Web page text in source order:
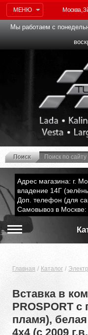
МЕНЮ Москва,
Мы работаем с
Адрес магазина: г.
владение 14Г
Доп. телефон (для
Самовывоз в
Главная Каталог
Вставка в
PROSPORT
пламя),
4x4 (с 2009